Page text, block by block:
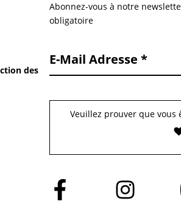
des
Abonnez-vous à notre
obligatoire
E-Mail Adresse
Veuillez prouver que
Suivez-
nous
Suivez-
nous